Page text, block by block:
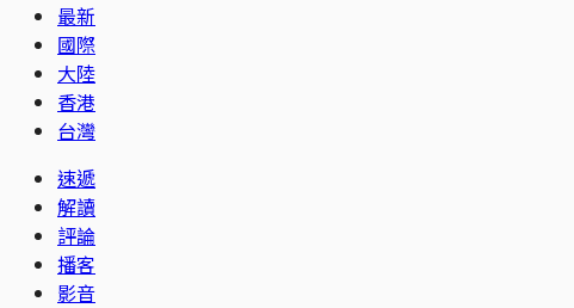
最新
國際
大陸
香港
台灣
速遞
解讀
評論
播客
影音